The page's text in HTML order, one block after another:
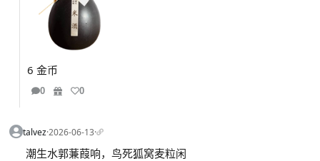
6 金币
0 0
talvez·2026-06-13·
潮生水郭蒹葭响，鸟死狐窝麦粒闲